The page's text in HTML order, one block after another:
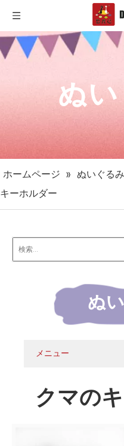
ぬ
ホームページ » ぬいぐるみ
キーホルダー
ぬ
メニュー
クマの